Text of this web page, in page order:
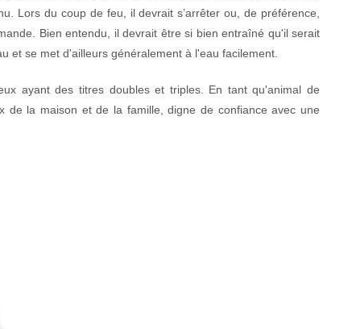
Lors du coup de feu, il devrait s’arrêter ou, de préférence,
Bien entendu, il devrait être si bien entraîné qu'il serait
et se met d'ailleurs généralement à l'eau facilement.
ayant des titres doubles et triples. En tant qu'animal de
de la maison et de la famille, digne de confiance avec une